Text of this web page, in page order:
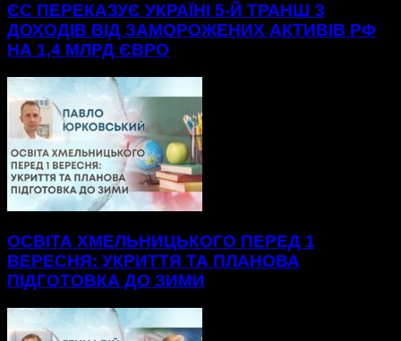
ЄС ПЕРЕКАЗУЄ УКРАЇНІ 5-Й ТРАНШ З
ДОХОДІВ ВІД ЗАМОРОЖЕНИХ АКТИВІВ РФ
НА 1,4 МЛРД ЄВРО
ОСВІТА ХМЕЛЬНИЦЬКОГО ПЕРЕД 1
ВЕРЕСНЯ: УКРИТТЯ ТА ПЛАНОВА
ПІДГОТОВКА ДО ЗИМИ